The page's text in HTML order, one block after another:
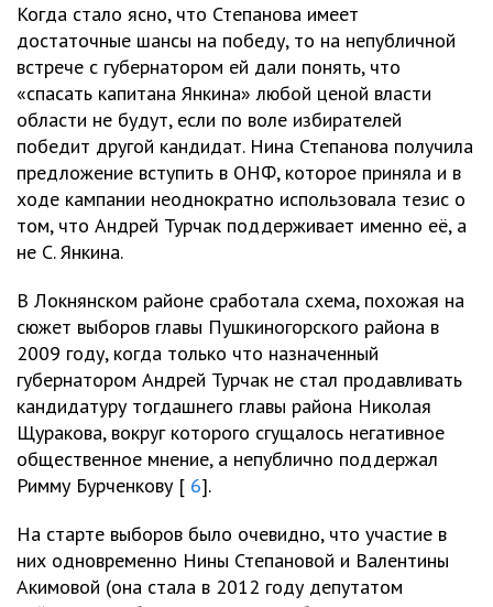
Когда стало ясно, что Степанова имеет
достаточные шансы на победу, то на непубличной
встрече с губернатором ей дали понять, что
«спасать капитана Янкина» любой ценой власти
области не будут, если по воле избирателей
победит другой кандидат. Нина Степанова получила
предложение вступить в ОНФ, которое приняла и в
ходе кампании неоднократно использовала тезис о
том, что Андрей Турчак поддерживает именно её, а
не С. Янкина.
В Локнянском районе сработала схема, похожая на
сюжет выборов главы Пушкиногорского района в
2009 году, когда только что назначенный
губернатором Андрей Турчак не стал продавливать
кандидатуру тогдашнего главы района Николая
Щуракова, вокруг которого сгущалось негативное
общественное мнение, а непублично поддержал
Римму Бурченкову [ 6].
На старте выборов было очевидно, что участие в
них одновременно Нины Степановой и Валентины
Акимовой (она стала в 2012 году депутатом